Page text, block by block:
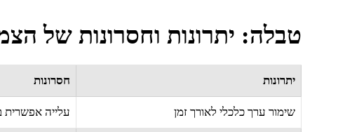
טבלה: יתרונות וחסרונות של
יתרונות חסרונות
שימור ערך כלכלי לאורך זמן עלייה